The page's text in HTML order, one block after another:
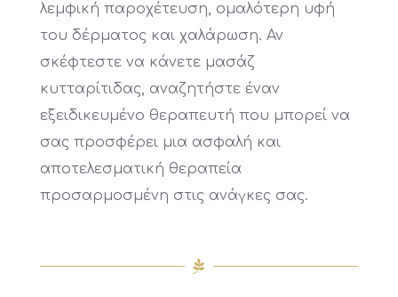
λεμφική παροχέτευση, ομαλότερη υφή
του δέρματος και χαλάρωση. Αν
σκέφτεστε να κάνετε μασάζ
κυτταρίτιδας, αναζητήστε έναν
εξειδικευμένο θεραπευτή που μπορεί να
σας προσφέρει μια ασφαλή και
αποτελεσματική θεραπεία
προσαρμοσμένη στις ανάγκες σας.